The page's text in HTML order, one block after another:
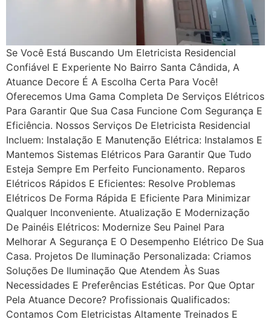
Se Você Está Buscando Um Eletricista Residencial
Confiável E Experiente No Bairro Santa Cândida, A
Atuance Decore É A Escolha Certa Para Você!
Oferecemos Uma Gama Completa De Serviços Elétricos
Para Garantir Que Sua Casa Funcione Com Segurança E
Eficiência. Nossos Serviços De Eletricista Residencial
Incluem: Instalação E Manutenção Elétrica: Instalamos E
Mantemos Sistemas Elétricos Para Garantir Que Tudo
Esteja Sempre Em Perfeito Funcionamento. Reparos
Elétricos Rápidos E Eficientes: Resolve Problemas
Elétricos De Forma Rápida E Eficiente Para Minimizar
Qualquer Inconveniente. Atualização E Modernização
De Painéis Elétricos: Modernize Seu Painel Para
Melhorar A Segurança E O Desempenho Elétrico De Sua
Casa. Projetos De Iluminação Personalizada: Criamos
Soluções De Iluminação Que Atendem Às Suas
Necessidades E Preferências Estéticas. Por Que Optar
Pela Atuance Decore? Profissionais Qualificados:
Contamos Com Eletricistas Altamente Treinados E